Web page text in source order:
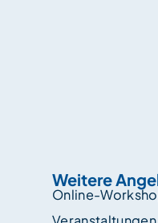
Weitere
Online-